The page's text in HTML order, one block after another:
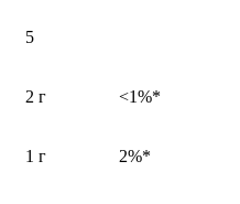
5
2 г <1%*
1 г 2%*